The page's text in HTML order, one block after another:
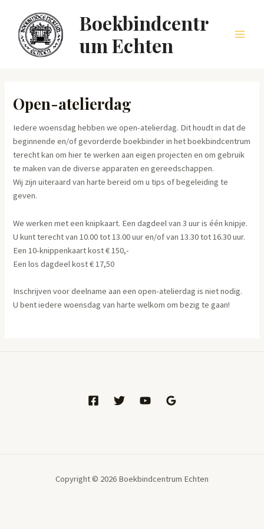
inhoud
Boekbindcentr
um Echten
Open-atelierdag
Iedere woensdag hebben we open-atelierdag. Dit houdt in dat de
beginnende en/of gevorderde boekbinder in het boekbindcentrum
terecht kan om hier te werken aan eigen projecten en om gebruik
te maken van de diverse apparaten en gereedschappen.
Wij zijn uiteraard van harte bereid om u tips of begeleiding te
geven.
We werken met een knipkaart. Een dagdeel van 3 uur is één knipje.
U kunt terecht van 10.00 tot 13.00 uur en/of van 13.30 tot 16.30 uur.
Een 10-knippenkaart kost € 150,-
Een los dagdeel kost € 17,50
Inschrijven voor deelname aan een open-atelierdag is niet nodig.
U bent iedere woensdag van harte welkom om bezig te gaan!
Copyright © 2026 Boekbindcentrum Echten